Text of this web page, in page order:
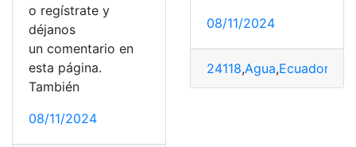
o regístrate y
déjanos
un comentario en
esta página.
También
08/11/2024
08/11/2024
24118,Agua,Ecuador